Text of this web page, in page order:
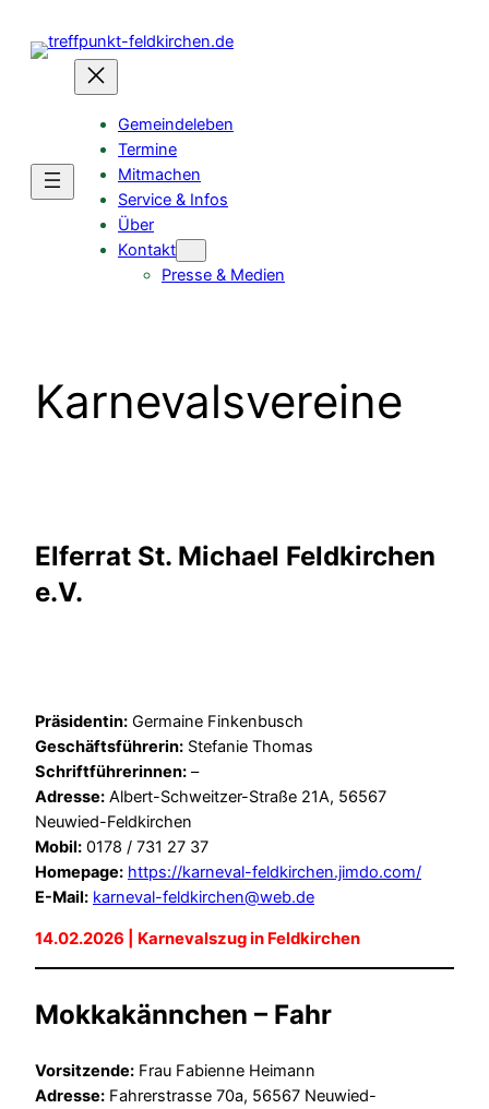
Gemeindeleben
Termine
Mitmachen
Service & Infos
Über
Kontakt
Presse & Medien
Karnevalsvereine
Elferrat St. Michael Feldkirchen
e.V.
Präsidentin: Germaine Finkenbusch
Geschäftsführerin: Stefanie Thomas
Schriftführerinnen: –
Adresse: Albert-Schweitzer-Straße 21A, 56567
Neuwied-Feldkirchen
Mobil: 0178 / 731 27 37
Homepage: https://karneval-feldkirchen.jimdo.com/
E-Mail: karneval-feldkirchen@web.de
14.02.2026 | Karnevalszug in Feldkirchen
Mokkakännchen – Fahr
Vorsitzende: Frau Fabienne Heimann
Adresse: Fahrerstrasse 70a, 56567 Neuwied-